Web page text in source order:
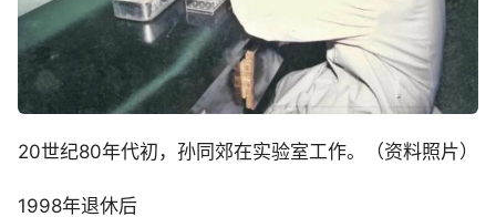
20世纪80年代初，孙同郊在实验室工作。（资料照片）
1998年退休后